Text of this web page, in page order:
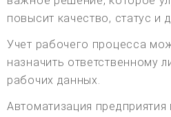
повысит качество, статус и
Учет рабочего процесса
назначить ответственному
рабочих данных.
Автоматизация предприятия